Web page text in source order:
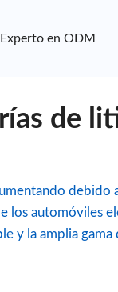
Experto en ODM
de
debido
automóviles
y la amplia gama